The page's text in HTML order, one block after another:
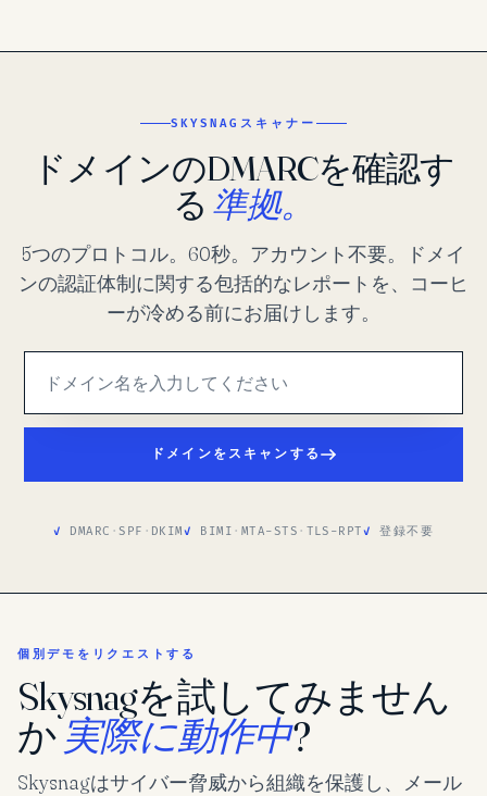
SKYSNAGスキャナー
ドメインのDMARCを確認す
る 準拠。
5つのプロトコル。60秒。アカウント不要。ドメイ
ンの認証体制に関する包括的なレポートを、コーヒ
ーが冷める前にお届けします。
ドメインをスキャンする
DMARC · SPF · DKIM BIMI · MTA-STS · TLS-RPT 登録不要
個別デモをリクエストする
Skysnagを試してみません
か実際に動作中?
Skysnagはサイバー脅威から組織を保護し、メール